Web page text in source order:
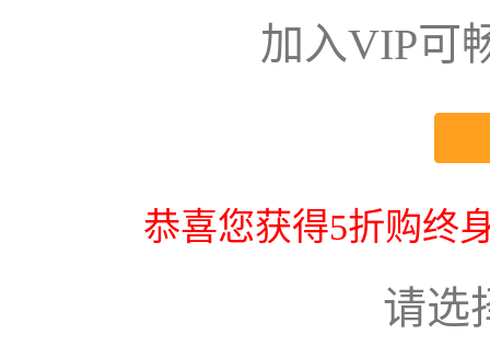
加入VIP可
恭喜您获得5折购终
请选